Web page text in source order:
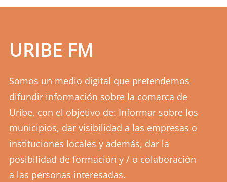
URIBE FM
Somos un medio digital que pretendemos
difundir información sobre la comarca de
Uribe, con el objetivo de: Informar sobre los
municipios, dar visibilidad a las empresas o
instituciones locales y además, dar la
posibilidad de formación y / o colaboración
a las personas interesadas.